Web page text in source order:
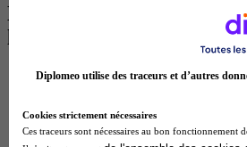
Les intitulés de diplôme
les plus recherchés
BTS Esf en alternance
BTS Pi en alternance
BTS Sp3s en alternance
Diplomeo utilise des traceurs et d’autres
Cookies strictement nécessaires
Ces traceurs sont nécessaires au bon fonctionnement